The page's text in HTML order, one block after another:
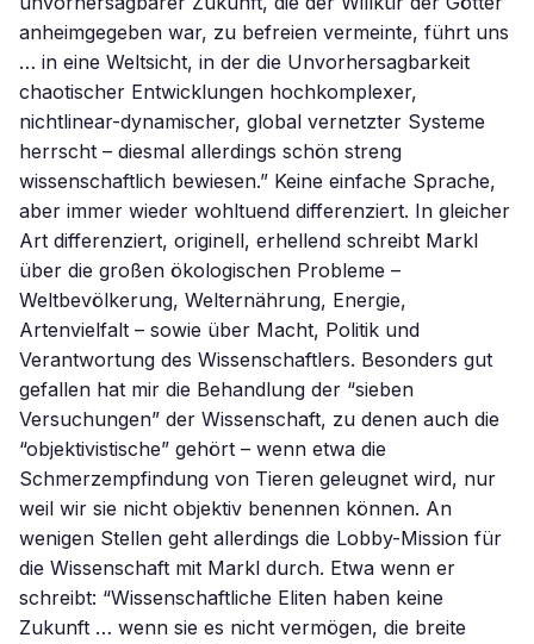
anheimgegeben war, zu befreien vermeinte, führt uns
… in eine Weltsicht, in der die Unvorhersagbarkeit
chaotischer Entwicklungen hochkomplexer,
nichtlinear-dynamischer, global vernetzter Systeme
herrscht – diesmal allerdings schön streng
wissenschaftlich bewiesen.” Keine einfache Sprache,
aber immer wieder wohltuend differenziert. In gleicher
Art differenziert, originell, erhellend schreibt Markl
über die großen ökologischen Probleme –
Weltbevölkerung, Welternährung, Energie,
Artenvielfalt – sowie über Macht, Politik und
Verantwortung des Wissenschaftlers. Besonders gut
gefallen hat mir die Behandlung der “sieben
Versuchungen” der Wissenschaft, zu denen auch die
“objektivistische” gehört – wenn etwa die
Schmerzempfindung von Tieren geleugnet wird, nur
weil wir sie nicht objektiv benennen können. An
wenigen Stellen geht allerdings die Lobby-Mission für
die Wissenschaft mit Markl durch. Etwa wenn er
schreibt: “Wissenschaftliche Eliten haben keine
Zukunft … wenn sie es nicht vermögen, die breite